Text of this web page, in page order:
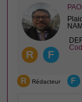
R F
R Rédacteur F